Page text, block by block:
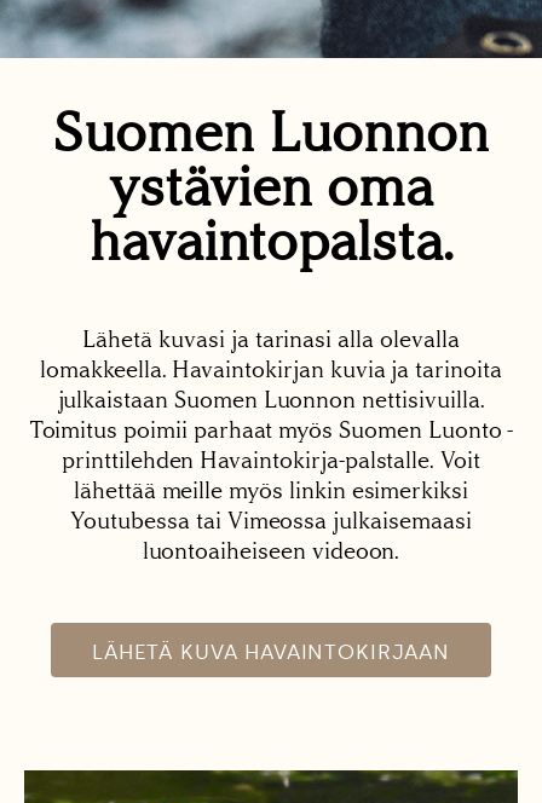
Suomen Luonnon
ystävien oma
havaintopalsta.
Lähetä kuvasi ja tarinasi alla olevalla
lomakkeella. Havaintokirjan kuvia ja tarinoita
julkaistaan Suomen Luonnon nettisivuilla.
Toimitus poimii parhaat myös Suomen Luonto -
printtilehden Havaintokirja-palstalle. Voit
lähettää meille myös linkin esimerkiksi
Youtubessa tai Vimeossa julkaisemaasi
luontoaiheiseen videoon.
LÄHETÄ KUVA HAVAINTOKIRJAAN